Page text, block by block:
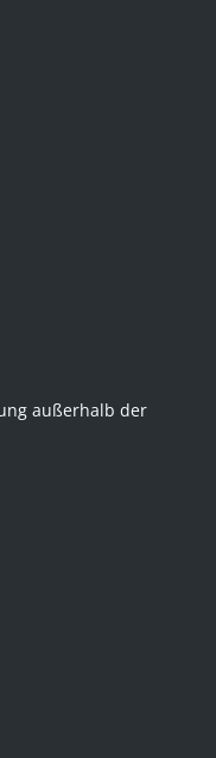
außerhalb der